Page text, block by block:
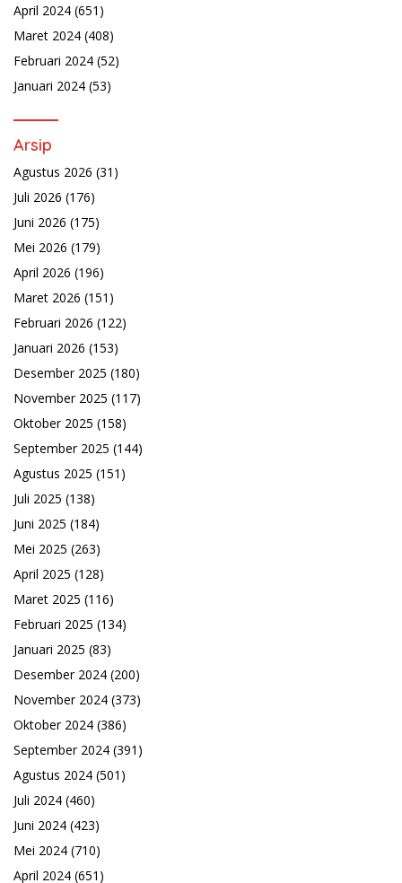
April 2024 (651)
Maret 2024 (408)
Februari 2024 (52)
Januari 2024 (53)
Arsip
Agustus 2026 (31)
Juli 2026 (176)
Juni 2026 (175)
Mei 2026 (179)
April 2026 (196)
Maret 2026 (151)
Februari 2026 (122)
Januari 2026 (153)
Desember 2025 (180)
November 2025 (117)
Oktober 2025 (158)
September 2025 (144)
Agustus 2025 (151)
Juli 2025 (138)
Juni 2025 (184)
Mei 2025 (263)
April 2025 (128)
Maret 2025 (116)
Februari 2025 (134)
Januari 2025 (83)
Desember 2024 (200)
November 2024 (373)
Oktober 2024 (386)
September 2024 (391)
Agustus 2024 (501)
Juli 2024 (460)
Juni 2024 (423)
Mei 2024 (710)
April 2024 (651)